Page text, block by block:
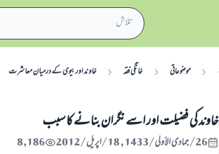
موضوعاتی خانگی فقہ خاوند اور بیوی کے درمیان معاشرت
خاوند كى فضيلت اور اسے نگران بنانے كا سبب
26/جمادى الأولى/1433 , 18/اپریل/2012 8,186